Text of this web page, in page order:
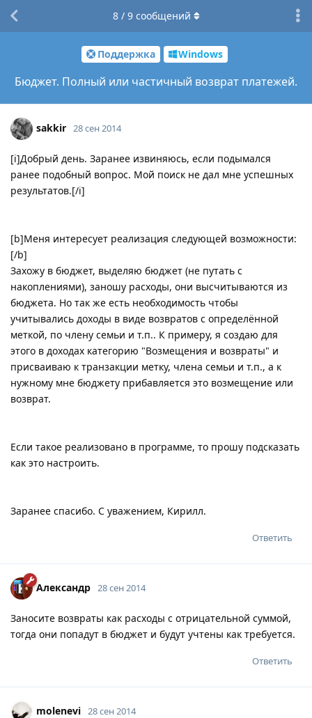
Поддержка Windows
Бюджет. Полный или частичный возврат платежей.
8/ 9сообщений
sakkir 28 сен 2014
[i]Добрый день. Заранее извиняюсь, если подымался
ранее подобный вопрос. Мой поиск не дал мне успешных
результатов.[/i]
[b]Меня интересует реализация следующей возможности:
[/b]
Захожу в бюджет, выделяю бюджет (не путать с
накоплениями), заношу расходы, они высчитываются из
бюджета. Но так же есть необходимость чтобы
учитывались доходы в виде возвратов с определённой
меткой, по члену семьи и т.п.. К примеру, я создаю для
этого в доходах категорию "Возмещения и возвраты" и
присваиваю к транзакции метку, члена семьи и т.п., а к
нужному мне бюджету прибавляется это возмещение или
возврат.
Если такое реализовано в программе, то прошу подсказать
как это настроить.
Заранее спасибо. С уважением, Кирилл.
Ответить
Александр 28 сен 2014
Заносите возвраты как расходы с отрицательной суммой,
тогда они попадут в бюджет и будут учтены как требуется.
Ответить
molenevi 28 сен 2014